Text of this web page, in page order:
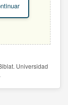
Universidad